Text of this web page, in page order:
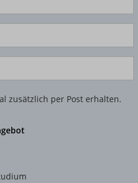
zusätzlich per Post erhalten.